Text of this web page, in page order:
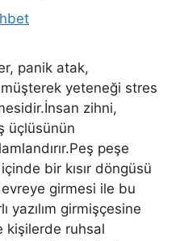
panik atak,
yeteneği stres
zihni,
üçlüsünün
peşe
bir kısır döngüsü
girmesi ile bu
yazılım girmişçesine
kişilerde ruhsal